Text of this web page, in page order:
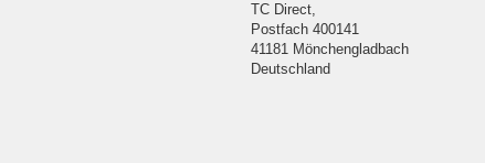
TC Direct,
Postfach 400141
41181 Mönchengladbach
Deutschland